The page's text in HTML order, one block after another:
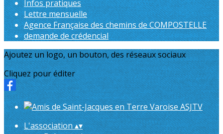
Infos pratiques
Lettre mensuelle
Agence Française des chemins de COMPOSTELLE
demande de crédencial
Ajoutez un logo, un bouton, des réseaux sociaux
Cliquez pour éditer
L'association▴▾